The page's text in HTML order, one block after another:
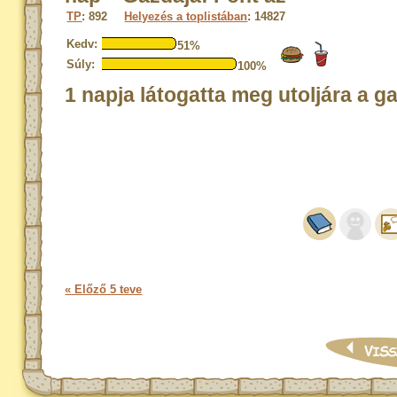
TP: 892 Helyezés a toplistában: 14827
Kedv:
51%
Súly:
100%
1 napja látogatta meg utoljára a
« Előző 5 teve